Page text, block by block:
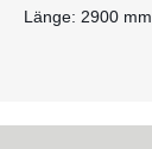
Länge: 2900 mm